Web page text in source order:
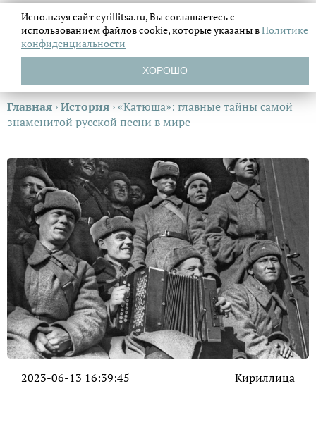
Главная ›История ›«Катюша»: главные тайны самой
знаменитой русской песни в мире
2023-06-13 16:39:45 Кириллица
Используя сайт cyrillitsa.ru, Вы соглашаетесь с
использованием файловcookie, которые указаны вПолитике
конфиденциальности
ХОРОШО